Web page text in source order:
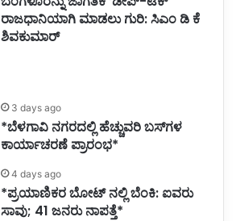
ರಾಜಧಾನಿಯಾಗಿ ಮಾಡಲು ಗುರಿ: ಸಿಎಂ ಡಿ ಕೆ
ಶಿವಕುಮಾರ್
3 days ago
*ಬೆಳಗಾವಿ ನಗರದಲ್ಲಿ ಹೆಚ್ಚುವರಿ ಬಸ್‌ಗಳ
ಕಾರ್ಯಾಚರಣೆ ಪ್ರಾರಂಭ*
4 days ago
*ಪ್ರಯಾಣಿಕರ ಬೋಟ್ ನಲ್ಲಿ ಬೆಂಕಿ: ಐವರು
ಸಾವು; 41 ಜನರು ನಾಪತ್ತೆ*